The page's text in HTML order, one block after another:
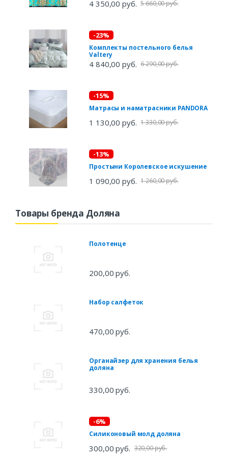
4 350,00 руб. 5 660,00 руб.
-23%
Комплекты постельного белья
Valtery
4 840,00 руб. 6 290,00 руб.
-15%
Матрасы и наматрасники PANDORA
1 130,00 руб. 1 330,00 руб.
-13%
Простыни Королевское искушение
1 090,00 руб. 1 260,00 руб.
Товары бренда Доляна
Полотенце
200,00 руб.
Набор салфеток
470,00 руб.
Органайзер для хранения белья
доляна
330,00 руб.
-6%
Силиконовый молд доляна
300,00 руб. 320,00 руб.